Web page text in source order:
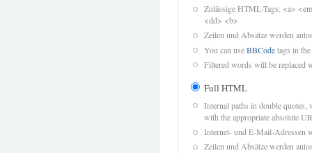
Zulässige HTML-Tags: <a>
<dd> <b>
Zeilen und Absätze werden
You can useBBCodetags in
Filtered words will be replaced
Full HTML
Internal paths in double quotes,
with the appropriate absolute
Internet- und E-Mail-Adressen
Zeilen und Absätze werden